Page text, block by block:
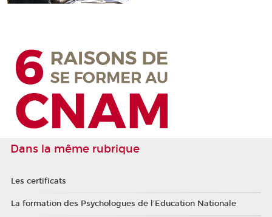
Dans la même rubrique
Les certificats
La formation des Psychologues de l'Education Nationale